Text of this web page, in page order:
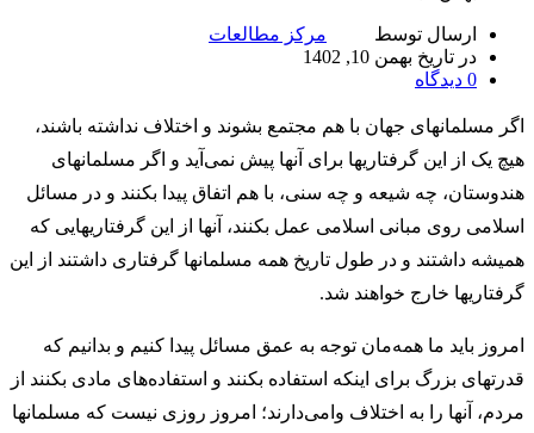
ارسال توسط
مرکز مطالعات
در تاریخ بهمن 10, 1402
0 دیدگاه
اگر مسلمانهای جهان با هم مجتمع بشوند و اختلاف نداشته باشند،
هیچ یک از این گرفتاریها برای آنها پیش نمی‌آید و اگر مسلمانهای
هندوستان، چه شیعه و چه سنی، با هم اتفاق پیدا بکنند و در مسائل
اسلامی روی مبانی اسلامی عمل بکنند، آنها از این گرفتاریهایی که
همیشه داشتند و در طول تاریخ همه مسلمانها گرفتاری داشتند از این
گرفتاریها خارج خواهند شد.
امروز باید ما همه‌مان توجه به عمق مسائل پیدا کنیم و بدانیم که
قدرتهای بزرگ برای اینکه استفاده بکنند و استفاده‌های مادی بکنند از
مردم، آنها را به اختلاف وامی‌دارند؛ امروز روزی نیست که مسلمانها